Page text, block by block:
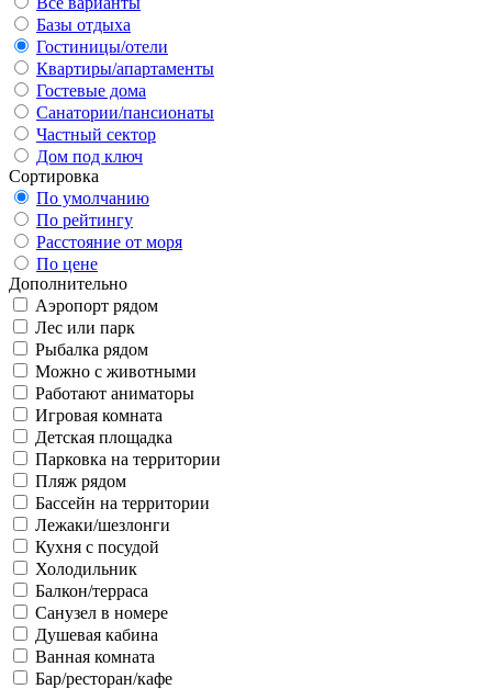
Базы отдыха
Гостиницы/отели
Квартиры/апартаменты
Гостевые дома
Санатории/пансионаты
Частный сектор
Дом под ключ
Сортировка
По умолчанию
По рейтингу
Расстояние от моря
По цене
Дополнительно
Аэропорт рядом
Лес или парк
Рыбалка рядом
Можно с животными
Работают аниматоры
Игровая комната
Детская площадка
Парковка на территории
Пляж рядом
Бассейн на территории
Лежаки/шезлонги
Кухня с посудой
Холодильник
Балкон/терраса
Санузел в номере
Душевая кабина
Ванная комната
Бар/ресторан/кафе